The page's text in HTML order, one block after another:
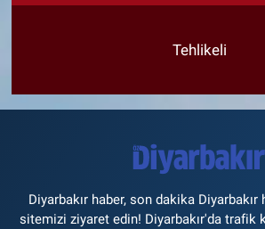
Tehlikeli
Diyarbakır haber, son dakika
sitemizi ziyaret edin! Diyarbakır'da trafik